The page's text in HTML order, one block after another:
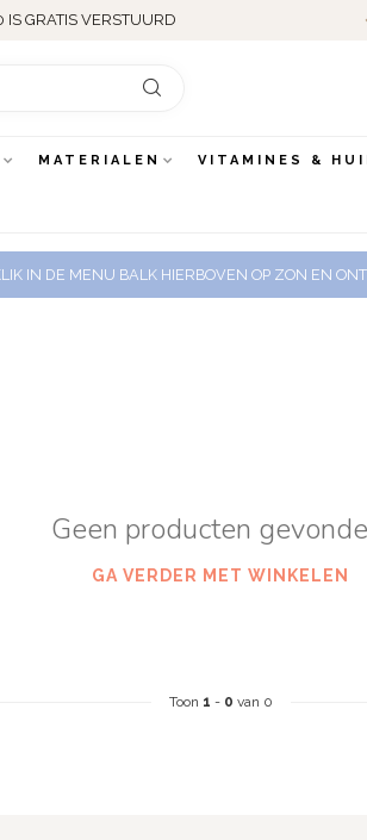
GRATIS VERSTUURD
MATERIALEN VITAMINES &
IN DE MENU BALK HIERBOVEN OP ZON EN
Geen producten
GA VERDER MET WINKELEN
Toon 1 - 0 van 0